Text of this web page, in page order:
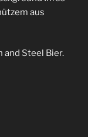
aus
and Steel Bier.